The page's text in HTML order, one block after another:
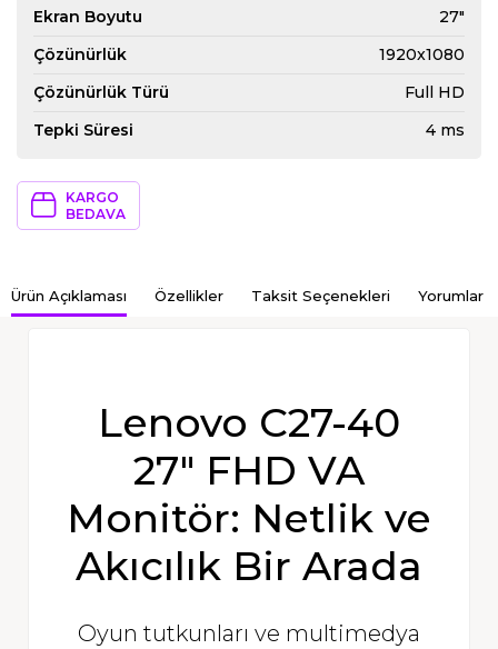
Ekran Boyutu
27"
Çözünürlük
1920x1080
Çözünürlük Türü
Full HD
Tepki Süresi
4 ms
KARGO
BEDAVA
Ürün Açıklaması Özellikler Taksit Seçenekleri Yorumlar
Lenovo C27-40
27″ FHD VA
Monitör: Netlik ve
Akıcılık Bir Arada
Oyun tutkunları ve multimedya